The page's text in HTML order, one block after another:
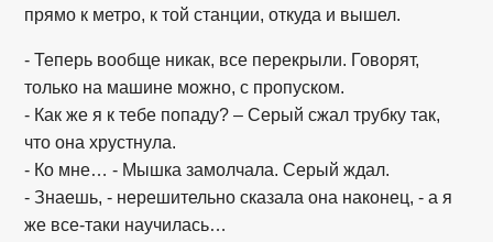
прямо к метро, к той станции, откуда и вышел.
- Теперь вообще никак, все перекрыли. Говорят,
только на машине можно, с пропуском.
- Как же я к тебе попаду? – Серый сжал трубку так,
что она хрустнула.
- Ко мне… - Мышка замолчала. Серый ждал.
- Знаешь, - нерешительно сказала она наконец, - а я
же все-таки научилась…